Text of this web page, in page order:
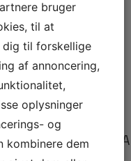
A
bruger
til at
dig til forskellige
af annoncering,
oplysninger
og
kombinere dem